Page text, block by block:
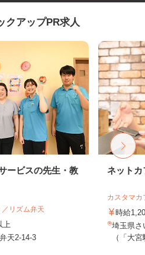
クアップPR求人
ービスの先生・教
リズム弁天
上
天2-14-3
ネットカ
カスタマ
時給
埼玉県さ
（「大